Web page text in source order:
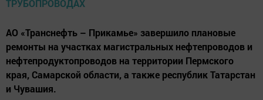
АО «Транснефть – Прикамье» завершило плановые
ремонты на участках магистральных нефтепроводов и
нефтепродуктопроводов на территории Пермского
края, Самарской области, а также республик Татарстан
и Чувашия.